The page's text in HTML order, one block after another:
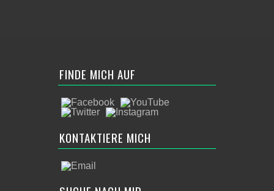
FINDE MICH AUF
KONTAKTIERE MICH